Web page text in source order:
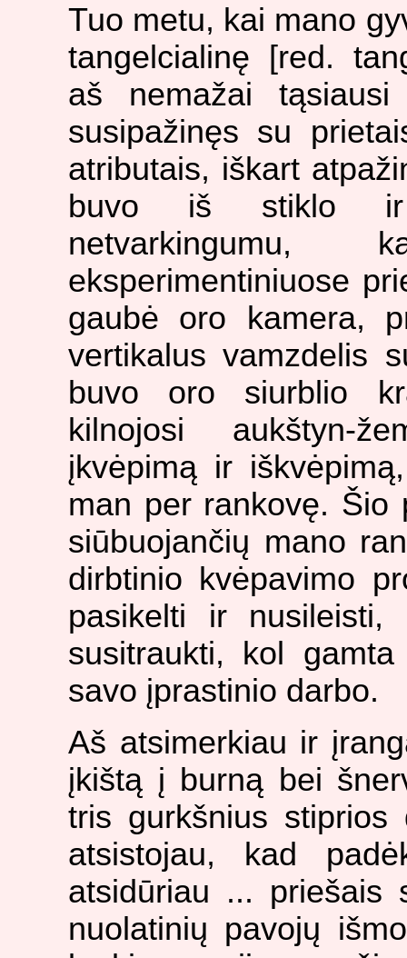
Tuo metu, kai mano
tangelcialinę [red.
aš nemažai
susipažinęs su
atributais, iškart
buvo iš stiklo ir
netvarkingumu,
eksperimentiniuose
gaubė oro kamera,
vertikalus vamzdelis
buvo oro siurblio
kilnojosi aukštyn-
įkvėpimą ir
man per rankovę. Šio
siūbuojančių mano
dirbtinio kvėpavimo
pasikelti ir
susitraukti, kol
savo įprastinio darbo.
Aš atsimerkiau ir
įkištą į burną bei
tris gurkšnius stiprios
atsistojau, kad
atsidūriau ... priešais
nuolatinių pavojų